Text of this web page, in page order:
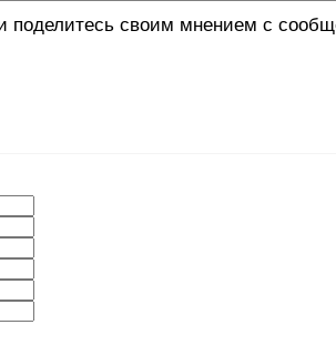
поделитесь своим мнением с